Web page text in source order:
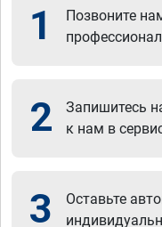
1 Позвоните
2
Запишитесь
к нам в
3
Оставьте